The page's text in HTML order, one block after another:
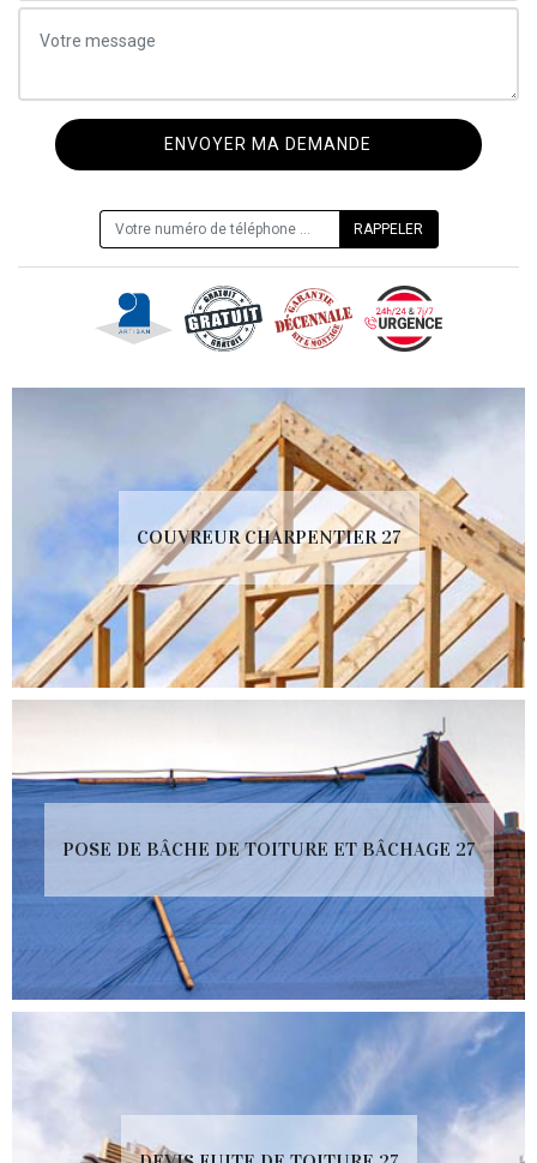
COUVREUR CHARPENTIER 27
POSE DE BÂCHE DE TOITURE ET BÂCHAGE 27